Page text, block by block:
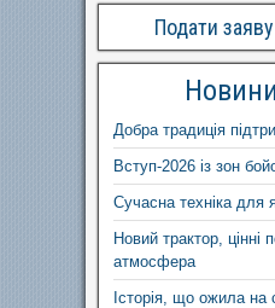
Подати
Добра традиція
Вступ-2026 із зон
Сучасна техніка для
Новий трактор, цінні
атмосфера
Історія, що ожила на